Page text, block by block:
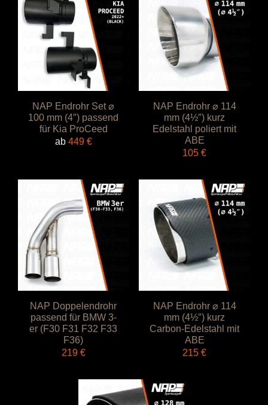
NAP Endrohr Set ⌀
100 mm (4″) passend
für Kia ProCeed
ab 449 €
NAP Endrohr ⌀ 114
mm (4½″) kurz
Edelstahl poliert mit
ABE
105 €
NAP Doppelendrohr
passend für BMW 3-
er (F30 F31 F32 F33
F36)
219 €
NAP Endrohr ⌀ 114
mm (4½″) kurz
Carbon-Edelstahl mit
ABE
215 €